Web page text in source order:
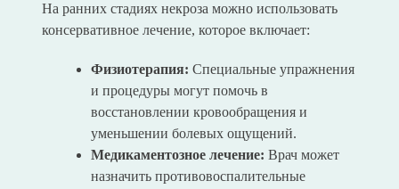
На ранних стадиях некроза можно использовать
консервативное лечение, которое включает:
Физиотерапия: Специальные упражнения
и процедуры могут помочь в
восстановлении кровообращения и
уменьшении болевых ощущений.
Медикаментозное лечение: Врач может
назначить противовоспалительные